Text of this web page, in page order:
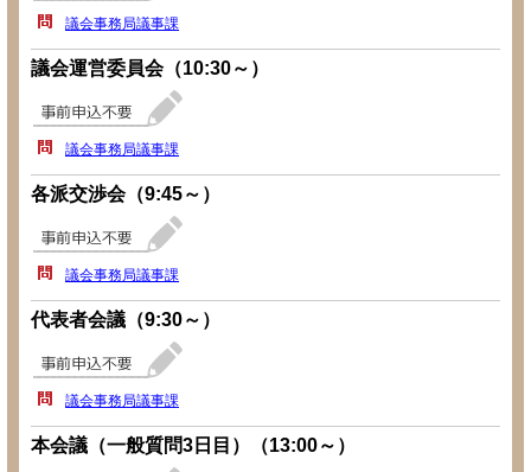
議会事務局議事課
議会運営委員会（10:30～）
議会事務局議事課
各派交渉会（9:45～）
議会事務局議事課
代表者会議（9:30～）
議会事務局議事課
本会議（一般質問3日目）（13:00～）